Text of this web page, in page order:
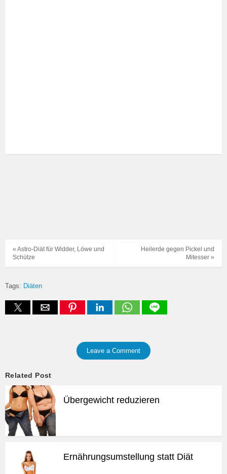
Heilerde gegen Pickel und
Mitesser »
« Astro-Diät für Widder, Löwe und
Schütze
Tags: Diäten
Leave a Comment
Related Post
Übergewicht reduzieren
Ernährungsumstellung statt Diät